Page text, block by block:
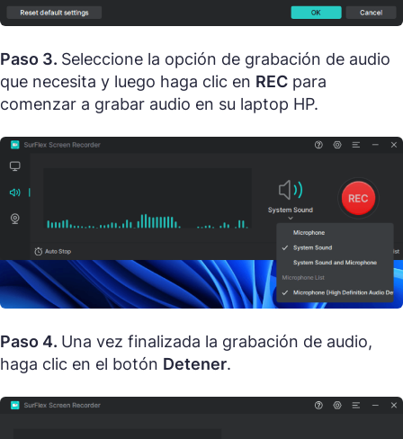
Paso 3. Seleccione la opción de grabación de audio
que necesita y luego haga clic en REC para
comenzar a grabar audio en su laptop HP.
Paso 4. Una vez finalizada la grabación de audio,
haga clic en el botón Detener.